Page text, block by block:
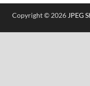
Copyright © 2026 JPEG